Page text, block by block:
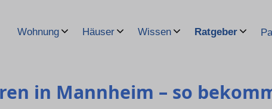
Wohnung Häuser Wissen Ratgeber
in Mannheim – so